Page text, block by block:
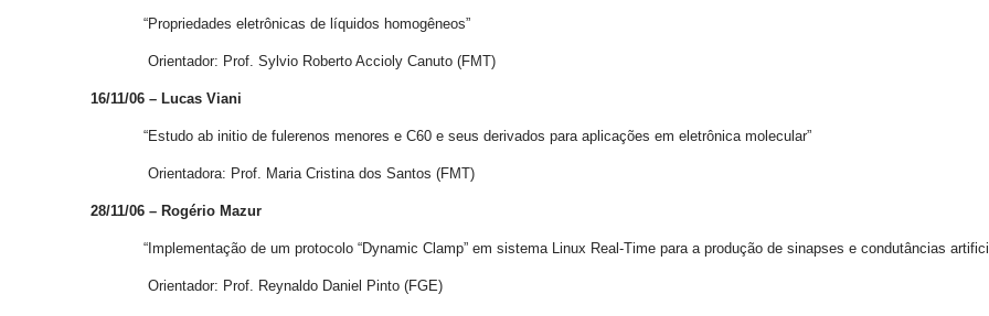
“Propriedades eletrônicas de líquidos homogêneos”
Orientador: Prof. Sylvio Roberto Accioly Canuto (FMT)
16/11/06 – Lucas Viani
“Estudo ab initio de fulerenos menores e C60 e seus derivados para aplicações em eletrônica molecular”
Orientadora: Prof. Maria Cristina dos Santos (FMT)
28/11/06 – Rogério Mazur
“Implementação de um protocolo “Dynamic Clamp” em sistema Linux Real-Time para a produção de sinapses e condutâncias
Orientador: Prof. Reynaldo Daniel Pinto (FGE)